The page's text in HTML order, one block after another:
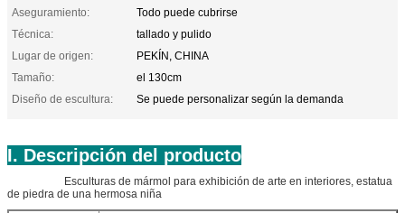
Aseguramiento:
Todo puede cubrirse
Técnica:
tallado y pulido
Lugar de origen:
PEKÍN, CHINA
Tamaño:
el 130cm
Diseño de escultura:
Se puede personalizar según la demanda
I. Descripción del producto
Esculturas de mármol para exhibición de arte en interiores, estatua
de piedra de una hermosa niña